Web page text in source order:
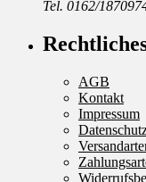
Tel. 0162/
AGB
Kontakt
Impressum